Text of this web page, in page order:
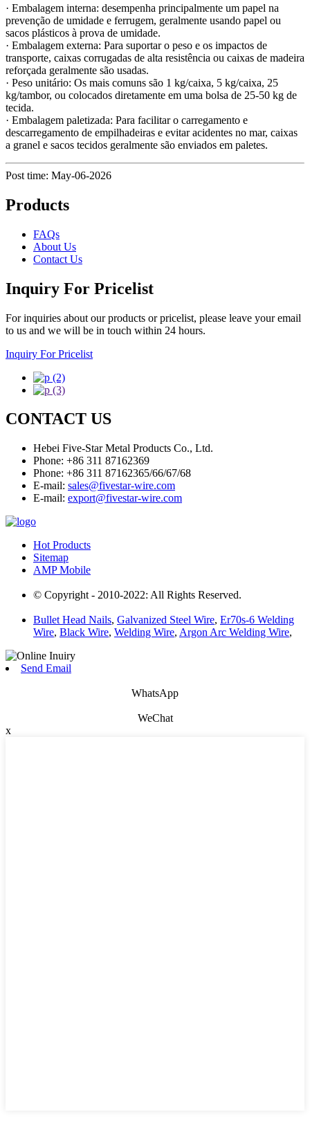
· Embalagem interna: desempenha principalmente um papel na
prevenção de umidade e ferrugem, geralmente usando papel ou
sacos plásticos à prova de umidade.
· Embalagem externa: Para suportar o peso e os impactos de
transporte, caixas corrugadas de alta resistência ou caixas de madeira
reforçada geralmente são usadas.
· Peso unitário: Os mais comuns são 1 kg/caixa, 5 kg/caixa, 25
kg/tambor, ou colocados diretamente em uma bolsa de 25-50 kg de
tecida.
· Embalagem paletizada: Para facilitar o carregamento e
descarregamento de empilhadeiras e evitar acidentes no mar, caixas
a granel e sacos tecidos geralmente são enviados em paletes.
Post time: May-06-2026
Products
FAQs
About Us
Contact Us
Inquiry For Pricelist
For inquiries about our products or pricelist, please leave your email
to us and we will be in touch within 24 hours.
Inquiry For Pricelist
CONTACT US
Hebei Five-Star Metal Products Co., Ltd.
Phone: +86 311 87162369
Phone: +86 311 87162365/66/67/68
E-mail: sales@fivestar-wire.com
E-mail: export@fivestar-wire.com
Hot Products
Sitemap
AMP Mobile
© Copyright - 2010-2022: All Rights Reserved.
Bullet Head Nails, Galvanized Steel Wire, Er70s-6 Welding
Wire, Black Wire, Welding Wire, Argon Arc Welding Wire,
Send Email
WhatsApp
WeChat
x